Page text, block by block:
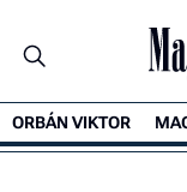
ORBÁN VIKTOR